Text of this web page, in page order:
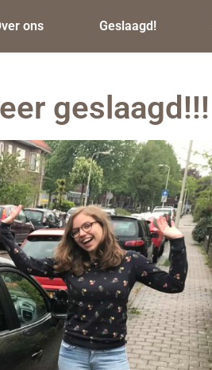
ons Geslaagd!
geslaagd!!!